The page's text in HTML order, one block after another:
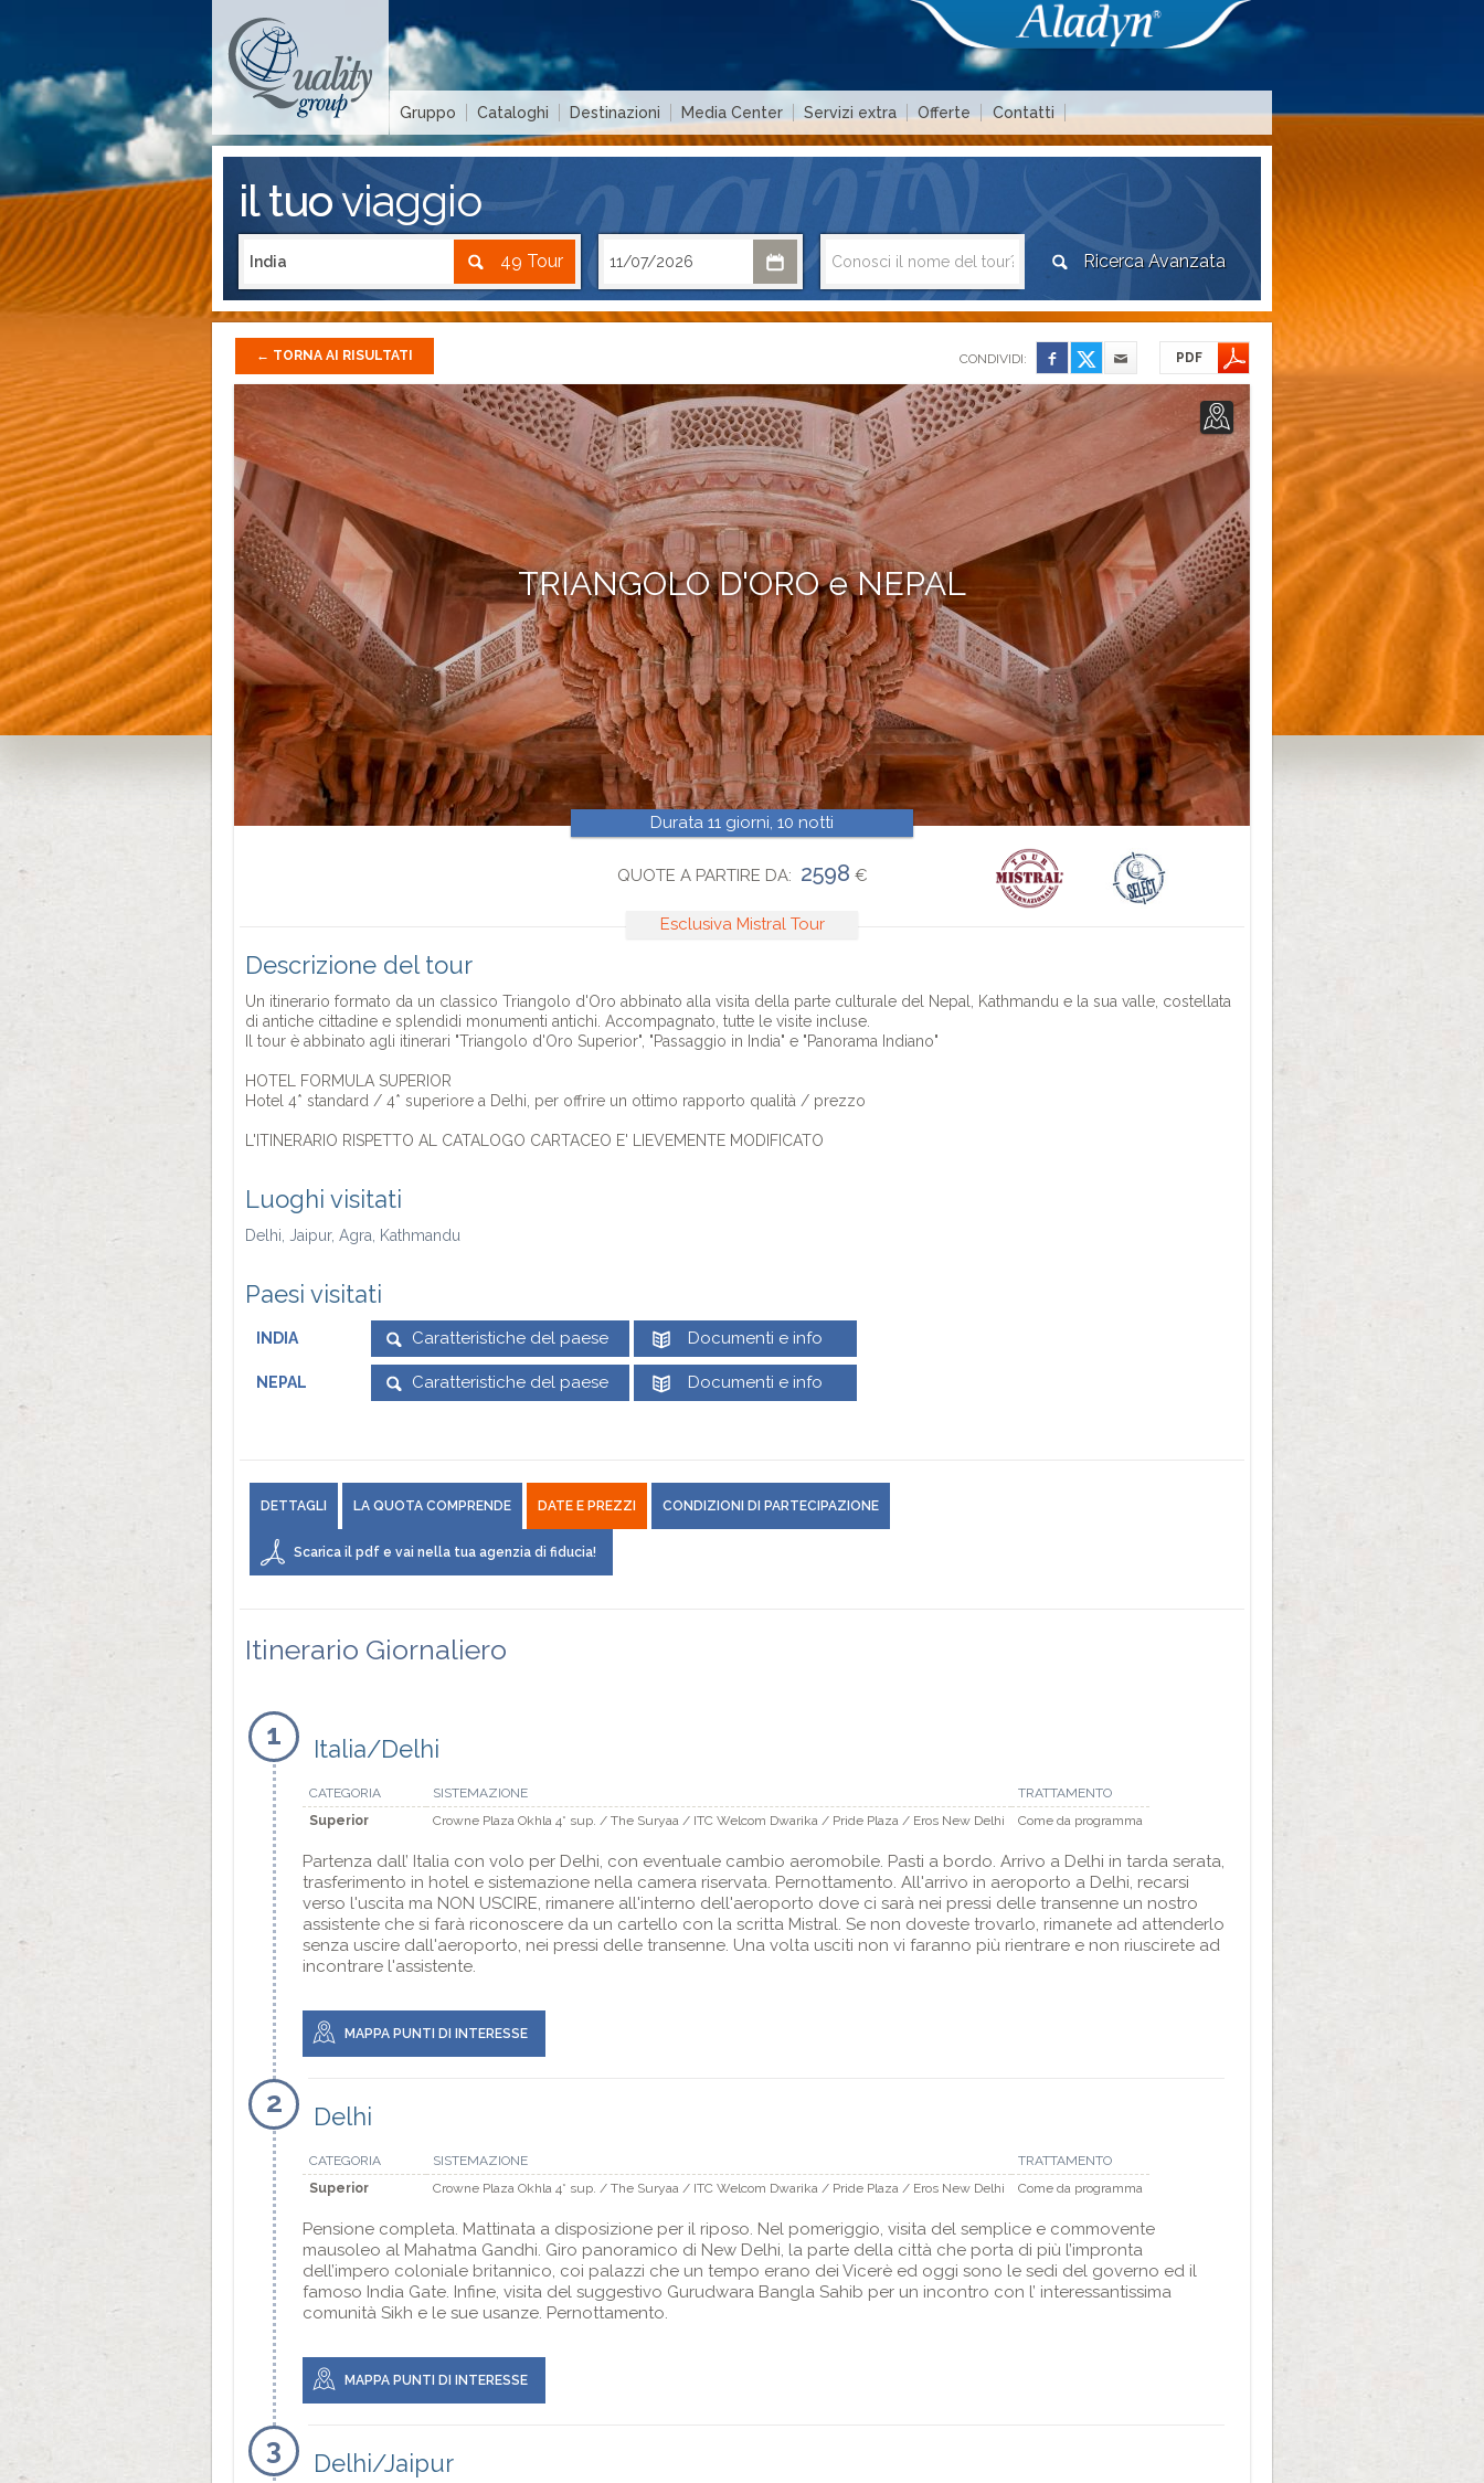
Gruppo Cataloghi Destinazioni Media Center Servizi extra Offerte Contatti
Area agenzie di viaggio
il tuoviaggio
← TORNA AI RISULTATI PDF
CONDIVIDI:
TRIANGOLO D'ORO e NEPAL
Durata 11 giorni, 10 notti
QUOTE A PARTIRE DA: 2598 €
Esclusiva Mistral Tour
Descrizione del tour
Un itinerario formato da un classico Triangolo d'Oro abbinato alla visita della parte culturale del Nepal, Kathmandu e la sua valle, costellata
di antiche cittadine e splendidi monumenti antichi. Accompagnato, tutte le visite incluse.
Il tour è abbinato agli itinerari "Triangolo d'Oro Superior", "Passaggio in India" e "Panorama Indiano"
HOTEL FORMULA SUPERIOR
Hotel 4* standard / 4* superiore a Delhi, per offrire un ottimo rapporto qualità / prezzo
L'ITINERARIO RISPETTO AL CATALOGO CARTACEO E' LIEVEMENTE MODIFICATO
Luoghi visitati
Delhi, Jaipur, Agra, Kathmandu
Paesi visitati
INDIA Caratteristiche del paese Documenti e info
NEPAL Caratteristiche del paese Documenti e info
DETTAGLI LA QUOTA COMPRENDE DATE E PREZZI CONDIZIONI DI PARTECIPAZIONE
Scarica il pdf e vai nella tua agenzia di fiducia!
Itinerario Giornaliero
1 Italia/Delhi
CATEGORIA SISTEMAZIONE
TRATTAMENTO
Superior
Crowne Plaza Okhla 4* sup. / The Suryaa / ITC Welcom Dwarika / Pride Plaza / Eros New Delhi Come da programma
Partenza dall’ Italia con volo per Delhi, con eventuale cambio aeromobile. Pasti a bordo. Arrivo a Delhi in tarda serata,
trasferimento in hotel e sistemazione nella camera riservata. Pernottamento. All'arrivo in aeroporto a Delhi, recarsi
verso l'uscita ma NON USCIRE, rimanere all'interno dell'aeroporto dove ci sarà nei pressi delle transenne un nostro
assistente che si farà riconoscere da un cartello con la scritta Mistral. Se non doveste trovarlo, rimanete ad attenderlo
senza uscire dall'aeroporto, nei pressi delle transenne. Una volta usciti non vi faranno più rientrare e non riuscirete ad
incontrare l'assistente.
MAPPA PUNTI DI INTERESSE
2 Delhi
CATEGORIA SISTEMAZIONE
TRATTAMENTO
Superior
Crowne Plaza Okhla 4* sup. / The Suryaa / ITC Welcom Dwarika / Pride Plaza / Eros New Delhi Come da programma
Pensione completa. Mattinata a disposizione per il riposo. Nel pomeriggio, visita del semplice e commovente
mausoleo al Mahatma Gandhi. Giro panoramico di New Delhi, la parte della città che porta di più l’impronta
dell’impero coloniale britannico, coi palazzi che un tempo erano dei Vicerè ed oggi sono le sedi del governo ed il
famoso India Gate. Infine, visita del suggestivo Gurudwara Bangla Sahib per un incontro con l’ interessantissima
comunità Sikh e le sue usanze. Pernottamento.
MAPPA PUNTI DI INTERESSE
3 Delhi/Jaipur